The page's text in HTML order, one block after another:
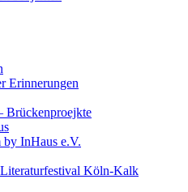
Erinnerungen
Brückenproejkte
by InHaus e.V.
Literaturfestival Köln-Kalk